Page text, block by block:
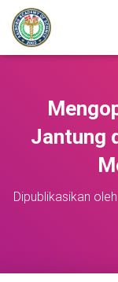
Jantung
Dipublikasikan oleh